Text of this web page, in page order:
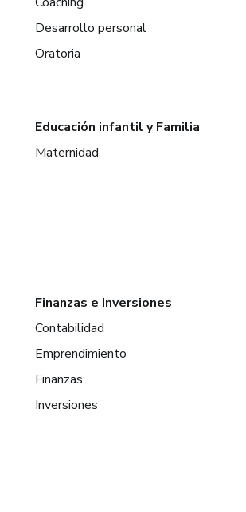
Desarrollo personal
Oratoria
Educación infantil y Familia
Maternidad
Finanzas e Inversiones
Contabilidad
Emprendimiento
Finanzas
Inversiones